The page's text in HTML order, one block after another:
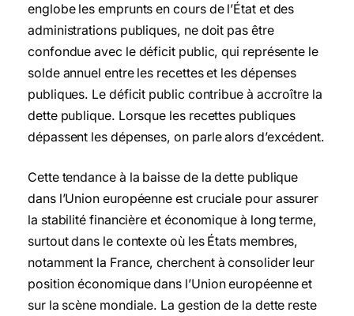
englobe les emprunts en cours de l’État et des
administrations publiques, ne doit pas être
confondue avec le déficit public, qui représente le
solde annuel entre les recettes et les dépenses
publiques. Le déficit public contribue à accroître la
dette publique. Lorsque les recettes publiques
dépassent les dépenses, on parle alors d’excédent.
Cette tendance à la baisse de la dette publique
dans l’Union européenne est cruciale pour assurer
la stabilité financière et économique à long terme,
surtout dans le contexte où les États membres,
notamment la France, cherchent à consolider leur
position économique dans l’Union européenne et
sur la scène mondiale. La gestion de la dette reste